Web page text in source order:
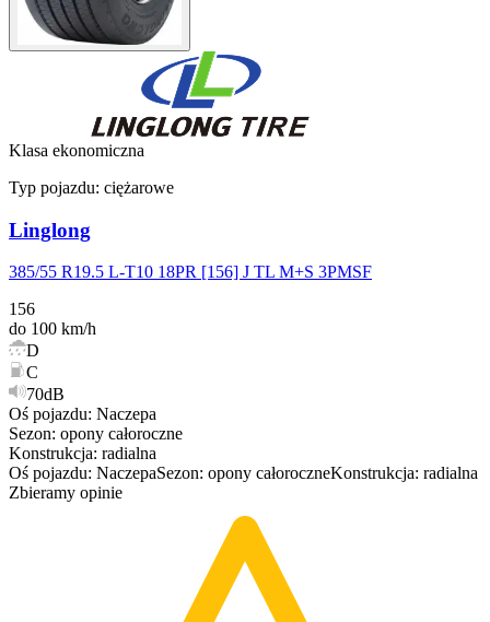
Klasa ekonomiczna
Typ pojazdu: ciężarowe
Linglong
385/55 R19.5 L-T10 18PR [156] J TL M+S 3PMSF
156
do 100 km/h
D
C
70dB
Oś pojazdu: Naczepa
Sezon: opony całoroczne
Konstrukcja: radialna
Oś pojazdu: NaczepaSezon: opony całoroczneKonstrukcja: radialna
Zbieramy opinie